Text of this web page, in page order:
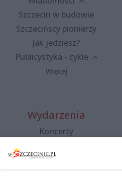
Szczecin w budowie
Szczecińscy pionierzy
Jak jedziesz?
Publicystyka - cykle
Więcej
Wydarzenia
Koncerty
Spacery i oprowadzania